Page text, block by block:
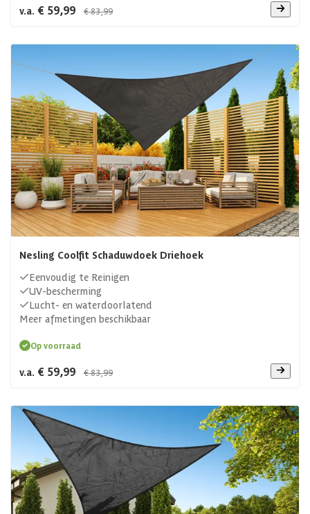
v.a. € 59,99 € 83,99
Nesling Coolfit Schaduwdoek Driehoek
Eenvoudig te Reinigen
UV-bescherming
Lucht- en waterdoorlatend
Meer afmetingen beschikbaar
Op voorraad
v.a. € 59,99 € 83,99